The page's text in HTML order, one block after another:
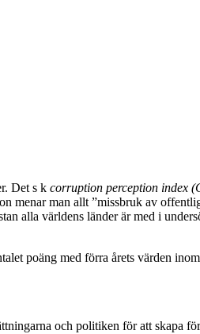
Det s k corruption perception index
menar man allt ”missbruk av
alla världens länder är med i
poäng med förra årets värden
och politiken för att skapa